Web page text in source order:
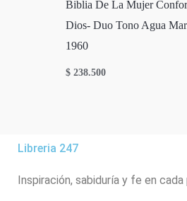
Biblia De La Mujer
Dios- Duo Tono Agua
1960
$ 238.500
Libreria 247
Inspiración, sabiduría y fe en cada